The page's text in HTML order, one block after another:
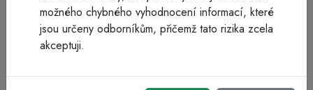
Schubert CZ spol. s r.o.
možného chybného vyhodnocení informací, které
jsou určeny odborníkům, přičemž tato rizika zcela
akceptuji.